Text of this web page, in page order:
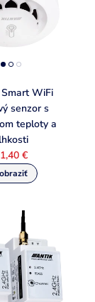
WiFi
senzor s
teploty a
€